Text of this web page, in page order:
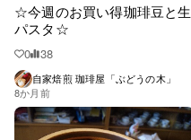
☆今週のお買い得珈琲豆と生
パスタ☆
0 38
自家焙煎 珈琲屋「ぶどうの木」
8か月前